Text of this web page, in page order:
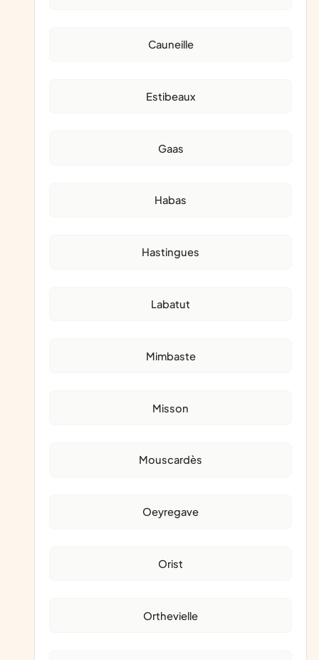
Cauneille
Estibeaux
Gaas
Habas
Hastingues
Labatut
Mimbaste
Misson
Mouscardès
Oeyregave
Orist
Orthevielle